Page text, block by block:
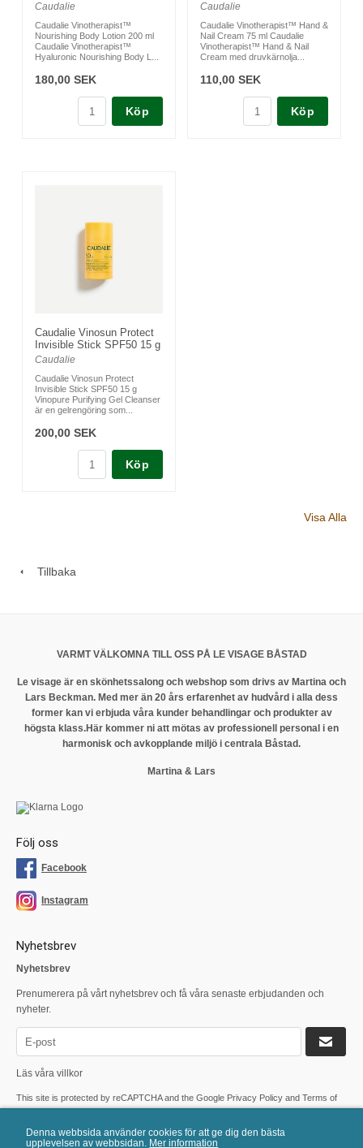
Denna webbsida använder cookies för att ge dig den bästa
upplevelsen av webbsidan. Mer information
Caudalie
Caudalie Vinotherapist™
Nourishing Body Lotion 200 ml
Caudalie Vinotherapist™
Hyaluronic Nourishing Body L...
180,00 SEK
Köp
Caudalie
Caudalie Vinotherapist™ Hand &
Nail Cream 75 ml Caudalie
Vinotherapist™ Hand & Nail
Cream med druvkärnolja...
110,00 SEK
Köp
Caudalie Vinosun Protect
Invisible Stick SPF50 15 g
Caudalie
Caudalie Vinosun Protect
Invisible Stick SPF50 15 g
Vinopure Purifying Gel Cleanser
är en gelrengöring som...
200,00 SEK
Köp
Visa Alla
Tillbaka
VARMT VÄLKOMNA TILL OSS PÅ LE VISAGE BÅSTAD
Le visage är en skönhetssalong och webshop som drivs av Martina och
Lars Beckman. Med mer än 20 års erfarenhet av hudvård i alla dess
former kan vi erbjuda våra kunder behandlingar och produkter av
högsta klass.Här kommer ni att mötas av professionell personal i en
harmonisk och avkopplande miljö i centrala Båstad.
Martina & Lars
Följ oss
Facebook
Instagram
Nyhetsbrev
Nyhetsbrev
Prenumerera på vårt nyhetsbrev och få våra senaste erbjudanden och
nyheter.
Läs våra villkor
This site is protected by reCAPTCHA and the Google Privacy Policy and Terms of
Serviceapply.